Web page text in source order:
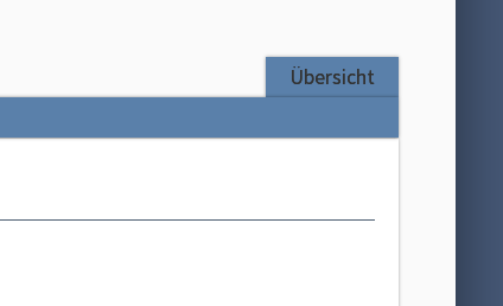
Übersicht